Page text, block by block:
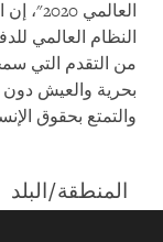
النظام العالمي
من التقدم التي
بحرية والعيش
والتمتع بحقوق
المنطقة/البلد